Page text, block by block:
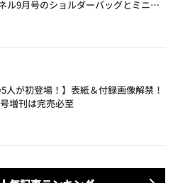
ル9月号のショルダーバッグとミニリ
5人が初登場！】表紙＆付録画像解禁！
増刊は完売必至